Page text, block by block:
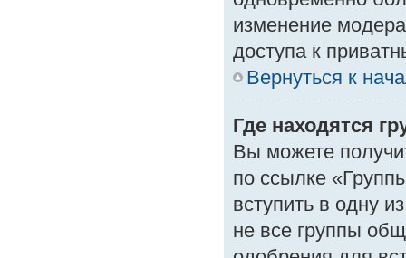
изменение
доступа к
Вернуться к
Где находятся
Вы можете
по ссылке
вступить в одну
не все группы